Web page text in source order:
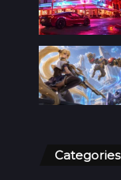
Categories